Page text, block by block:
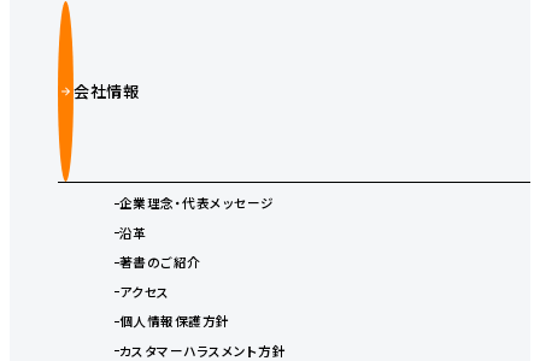
会社情報
企業理念・代表メッセージ
沿革
著書のご紹介
アクセス
個人情報保護方針
カスタマーハラスメント方針